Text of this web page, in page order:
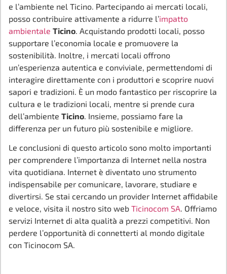
e l’ambiente nel Ticino. Partecipando ai mercati locali,
posso contribuire attivamente a ridurre l’impatto
ambientale Ticino . Acquistando prodotti locali, posso
supportare l’economia locale e promuovere la
sostenibilità. Inoltre, i mercati locali offrono
un’esperienza autentica e conviviale, permettendomi di
interagire direttamente con i produttori e scoprire nuovi
sapori e tradizioni. È un modo fantastico per riscoprire la
cultura e le tradizioni locali, mentre si prende cura
dell’ambiente Ticino . Insieme, possiamo fare la
differenza per un futuro più sostenibile e migliore.
Le conclusioni di questo articolo sono molto importanti
per comprendere l’importanza di Internet nella nostra
vita quotidiana. Internet è diventato uno strumento
indispensabile per comunicare, lavorare, studiare e
divertirsi. Se stai cercando un provider Internet affidabile
e veloce, visita il nostro sito web Ticinocom SA. Offriamo
servizi Internet di alta qualità a prezzi competitivi. Non
perdere l’opportunità di connetterti al mondo digitale
con Ticinocom SA.